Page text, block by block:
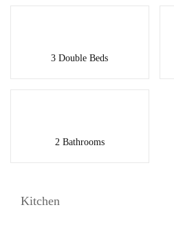
3 Double Beds
2 Bathrooms
Kitchen